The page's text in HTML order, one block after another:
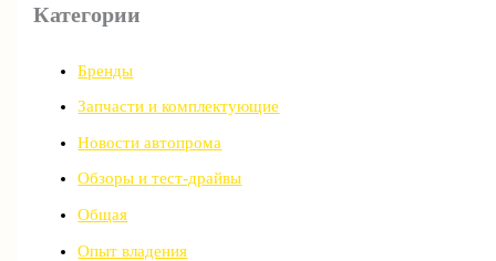
Категории
Бренды
Запчасти и комплектующие
Новости автопрома
Обзоры и тест-драйвы
Общая
Опыт владения